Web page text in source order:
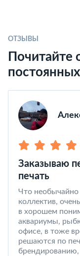
ОТЗЫВЫ
Почитайте
Заказываю
печать
Что необычайно
коллектив,
в хорошем
аквариумы,
офисе, в тоже
решаются по
брендированию,